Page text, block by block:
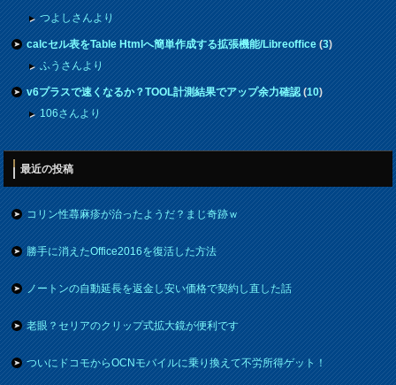
つよしさんより
calcセル表をTable Htmlへ簡単作成する拡張機能/Libreoffice(3)
ふうさんより
v6プラスで速くなるか？TOOL計測結果でアップ余力確認(10)
106さんより
最近の投稿
コリン性蕁麻疹が治ったようだ？まじ奇跡ｗ
勝手に消えたOffice2016を復活した方法
ノートンの自動延長を返金し安い価格で契約し直した話
老眼？セリアのクリップ式拡大鏡が便利です
ついにドコモからOCNモバイルに乗り換えて不労所得ゲット！